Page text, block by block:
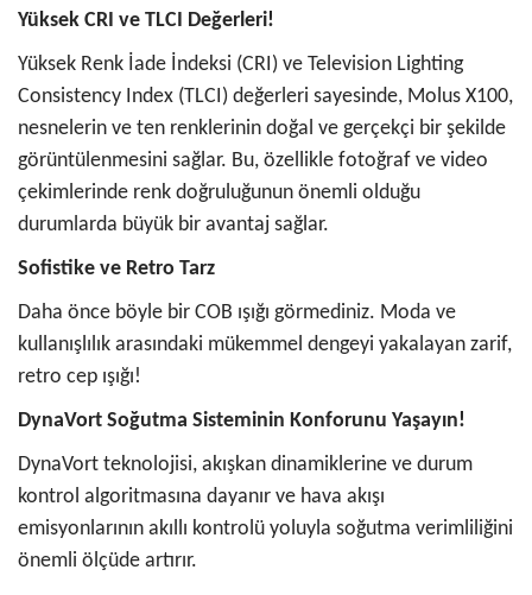
Yüksek CRI ve TLCI Değerleri!
Yüksek Renk İade İndeksi (CRI) ve Television Lighting
Consistency Index (TLCI) değerleri sayesinde, Molus X100,
nesnelerin ve ten renklerinin doğal ve gerçekçi bir şekilde
görüntülenmesini sağlar. Bu, özellikle fotoğraf ve video
çekimlerinde renk doğruluğunun önemli olduğu
durumlarda büyük bir avantaj sağlar.
Sofistike ve Retro Tarz
Daha önce böyle bir COB ışığı görmediniz. Moda ve
kullanışlılık arasındaki mükemmel dengeyi yakalayan zarif,
retro cep ışığı!
DynaVort Soğutma Sisteminin Konforunu Yaşayın!
DynaVort teknolojisi, akışkan dinamiklerine ve durum
kontrol algoritmasına dayanır ve hava akışı
emisyonlarının akıllı kontrolü yoluyla soğutma verimliliğini
önemli ölçüde artırır.